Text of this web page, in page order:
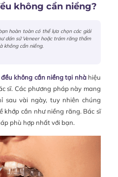
không cần niềng?
hoàn toàn có thể lựa chọn các giải
dán sứ Veneer hoặc trám răng thẩm
không cần niềng.
không cần niềng tại nhàhiệu
sĩ. Các phương pháp này mang
sau vài ngày, tuy nhiên chúng
khớp cắn như niềng răng. Bác sĩ
phù hợp nhất với bạn.